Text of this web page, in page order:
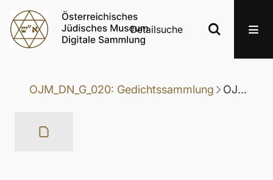
Detailsuche
OJM_DN_G_020: Gedichtssammlung OJM_DN_G_020-041: Gedicht